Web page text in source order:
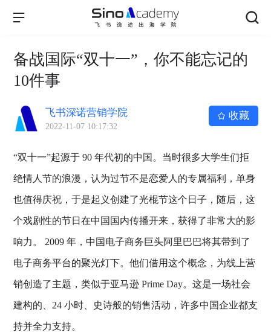
备战国际“双十一”，你不能忘记的
10件事
飞书深诺营销学院
2022-11-07 10:17:32
收藏
“双十一”起源于 90 年代初的中国。当时很多大学生们拒
绝情人节的浪漫，认为过节不是恋爱人的专属福利，单身
也值得庆祝，于是起义创建了光棍节这个日子，随后，这
个戏剧性的节日在中国国内传播开来，获得了非常大的影
响力。 2009 年，中国电子商务巨头阿里巴巴将其带到了
电子商务平台的聚光灯下。他们借用这个概念，为线上营
销创造了主题，类似于亚马逊 Prime Day。这是一场社会
建构的、24 小时、史诗般的销售活动，许多中国企业都支
持并全力支持。